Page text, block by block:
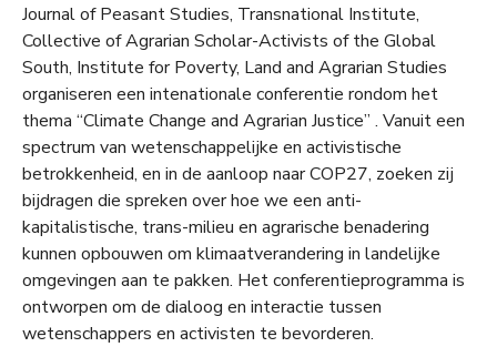
Journal of Peasant Studies, Transnational Institute,
Collective of Agrarian Scholar-Activists of the Global
South, Institute for Poverty, Land and Agrarian Studies
organiseren een intenationale conferentie rondom het
thema “Climate Change and Agrarian Justice” . Vanuit een
spectrum van wetenschappelijke en activistische
betrokkenheid, en in de aanloop naar COP27, zoeken zij
bijdragen die spreken over hoe we een anti-
kapitalistische, trans-milieu en agrarische benadering
kunnen opbouwen om klimaatverandering in landelijke
omgevingen aan te pakken. Het conferentieprogramma is
ontworpen om de dialoog en interactie tussen
wetenschappers en activisten te bevorderen.